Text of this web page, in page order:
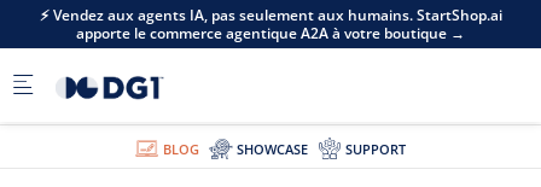
Skip to main content
⚡ Vendez aux agents IA, pas seulement aux humains. StartShop.ai
apporte le commerce agentique A2A à votre boutique →
BLOG SHOWCASE SUPPORT